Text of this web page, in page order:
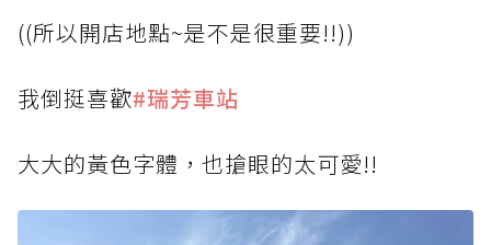
((所以開店地點~是不是很重要!!))
我倒挺喜歡#瑞芳車站
大大的黃色字體，也搶眼的太可愛!!